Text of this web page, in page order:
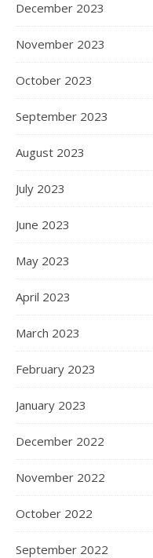
December 2023
November 2023
October 2023
September 2023
August 2023
July 2023
June 2023
May 2023
April 2023
March 2023
February 2023
January 2023
December 2022
November 2022
October 2022
September 2022